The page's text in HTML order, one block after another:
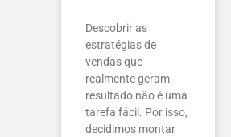
Descobrir as
estratégias de
vendas que
realmente geram
resultado não é uma
tarefa fácil. Por isso,
decidimos montar